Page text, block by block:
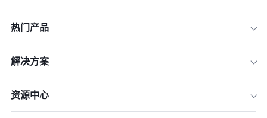
热门产品
解决方案
资源中心